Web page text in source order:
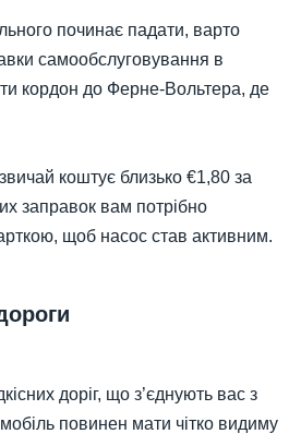
починає падати, варто
самообслуговування в
кордон до Ферне-Вольтера, де
коштує близько €1,80 за
заправок вам потрібно
щоб насос став активним.
доріг, що з’єднують вас з
повинен мати чітко видиму